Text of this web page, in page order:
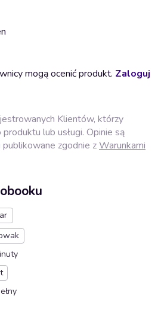
mogą ocenić produkt. Zaloguj
Klientów, którzy
lub usługi. Opinie są
zgodnie zWarunkami